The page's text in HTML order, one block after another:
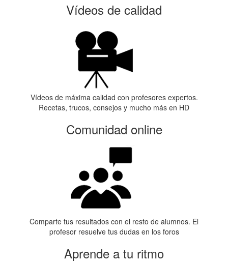
Vídeos de calidad
Vídeos de máxima calidad con profesores expertos.
Recetas, trucos, consejos y mucho más en HD
Comunidad online
Comparte tus resultados con el resto de alumnos. El
profesor resuelve tus dudas en los foros
Aprende a tu ritmo